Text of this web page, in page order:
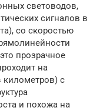
световодов,
сигналов в
со скоростью
прозрачное
на
километров) с
и похожа на